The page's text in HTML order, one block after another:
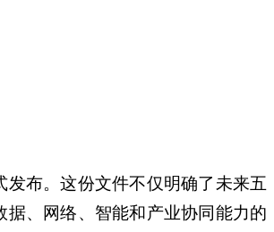
布。这份文件不仅明确了未来五
、网络、智能和产业协同能力的